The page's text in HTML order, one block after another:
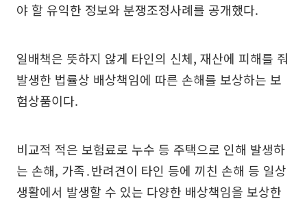
야 할 유익한 정보와 분쟁조정사례를 공개했다.
일배책은 뜻하지 않게 타인의 신체, 재산에 피해를 줘
발생한 법률상 배상책임에 따른 손해를 보상하는 보
험상품이다.
비교적 적은 보험료로 누수 등 주택으로 인해 발생하
는 손해, 가족․반려견이 타인 등에 끼친 손해 등 일상
생활에서 발생할 수 있는 다양한 배상책임을 보상한